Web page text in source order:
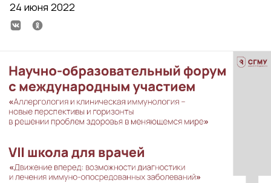
24 июня 2022